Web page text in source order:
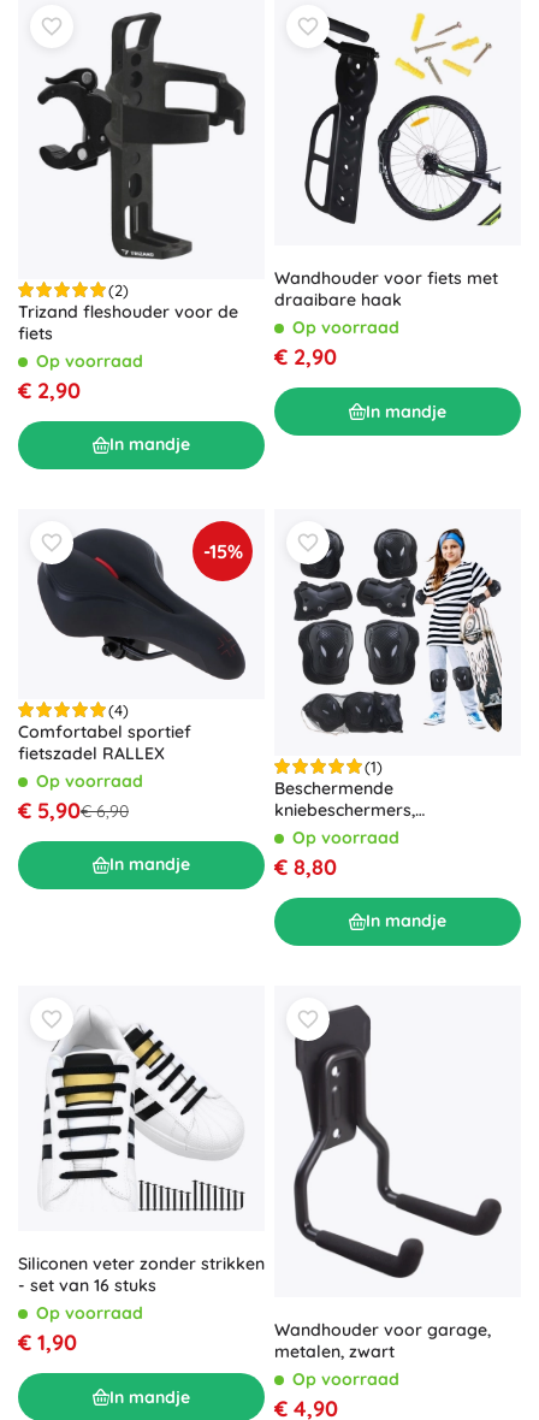
(2)
Trizand fleshouder voor de
fiets
Op voorraad
€ 2,90
In mandje
Wandhouder voor fiets met
draaibare haak
Op voorraad
€ 2,90
In mandje
-15%
(4)
Comfortabel sportief
fietszadel RALLEX
Op voorraad
€ 5,90€ 6,90
In mandje
(1)
Beschermende
kniebeschermers,
elleboogbeschermers en
polsbeschermers voor
skateboards en scooters
Op voorraad
€ 8,80
In mandje
Siliconen veter zonder strikken
- set van 16 stuks
Op voorraad
€ 1,90
In mandje
Wandhouder voor garage,
metalen, zwart
Op voorraad
€ 4,90